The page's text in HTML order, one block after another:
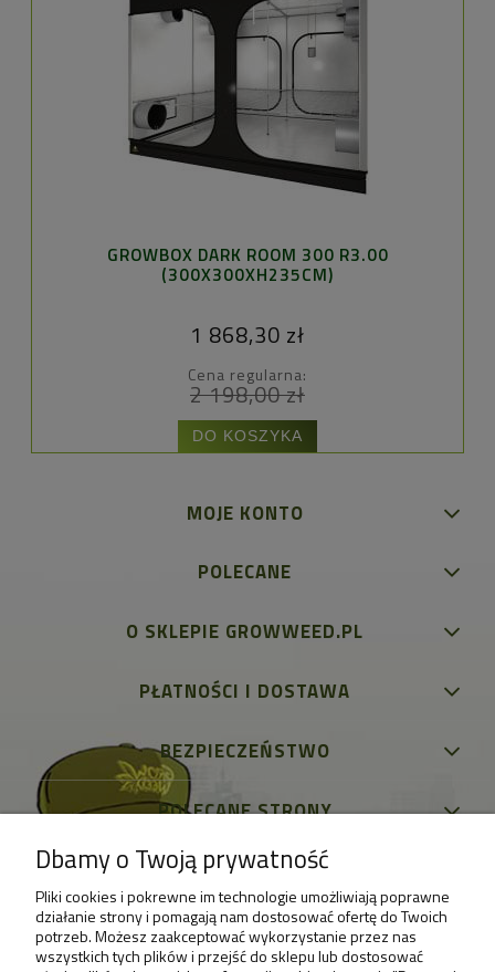
GROWBOX DARK ROOM 300 R3.00
(300X300XH235CM)
1 868,30 zł
Cena regularna:
2 198,00 zł
DO KOSZYKA
MOJE KONTO
POLECANE
O SKLEPIE GROWWEED.PL
PŁATNOŚCI I DOSTAWA
BEZPIECZEŃSTWO
POLECANE STRONY
Dbamy o Twoją prywatność
Pliki cookies i pokrewne im technologie umożliwiają poprawne
działanie strony i pomagają nam dostosować ofertę do Twoich
potrzeb. Możesz zaakceptować wykorzystanie przez nas
wszystkich tych plików i przejść do sklepu lub dostosować